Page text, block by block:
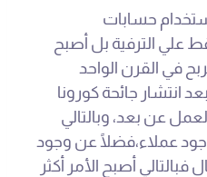
حسابات
علي الترفية بل أصبح
في القرن الواحد
انتشار جائحة كورونا
عن بعد، وبالتالي
عملاء،فضلًا عن وجود
أصبح الأمر أكثر